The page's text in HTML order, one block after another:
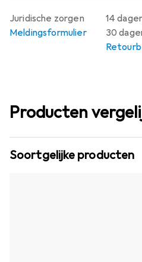
14
30
Juridische zorgen
Meldingsformulier
Producten
Soortgelijke producten